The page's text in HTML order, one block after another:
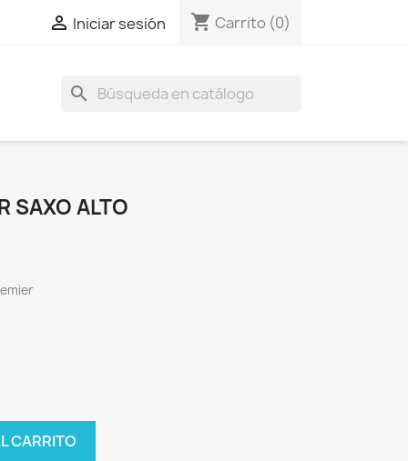
 Iniciar sesión shopping_cart Carrito (0)
search
SAXO ALTO
CARRITO